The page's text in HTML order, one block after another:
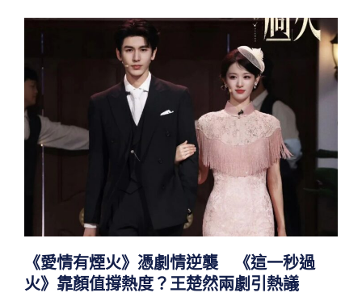
《愛情有煙火》憑劇情逆襲 《這一秒過
火》靠顏值撐熱度？王楚然兩劇引熱議